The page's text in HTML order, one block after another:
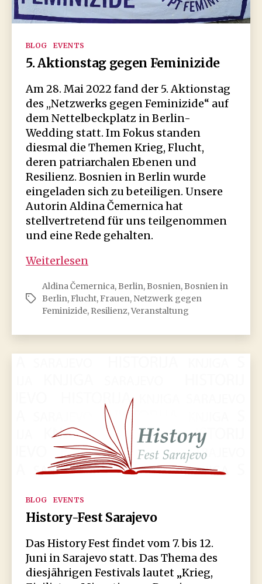
Kategorien
BLOG EVENTS
5. Aktionstag gegen Feminizide
Am 28. Mai 2022 fand der 5. Aktionstag
des ,,Netzwerks gegen Feminizide“ auf
dem Nettelbeckplatz in Berlin-
Wedding statt. Im Fokus standen
diesmal die Themen Krieg, Flucht,
deren patriarchalen Ebenen und
Resilienz. Bosnien in Berlin wurde
eingeladen sich zu beteiligen. Unsere
Autorin Aldina Čemernica hat
stellvertretend für uns teilgenommen
und eine Rede gehalten.
Weiterlesen
gegen
Feminizide
Schlagwörter
Aldina Čemernica, Berlin, Bosnien, Bosnien in
Berlin, Flucht, Frauen, Netzwerk gegen
Feminizide, Resilienz,Veranstaltung
Kategorien
BLOG EVENTS
History-Fest Sarajevo
Das History Fest findet vom 7. bis 12.
Juni in Sarajevo statt. Das Thema des
diesjährigen Festivals lautet „Krieg,